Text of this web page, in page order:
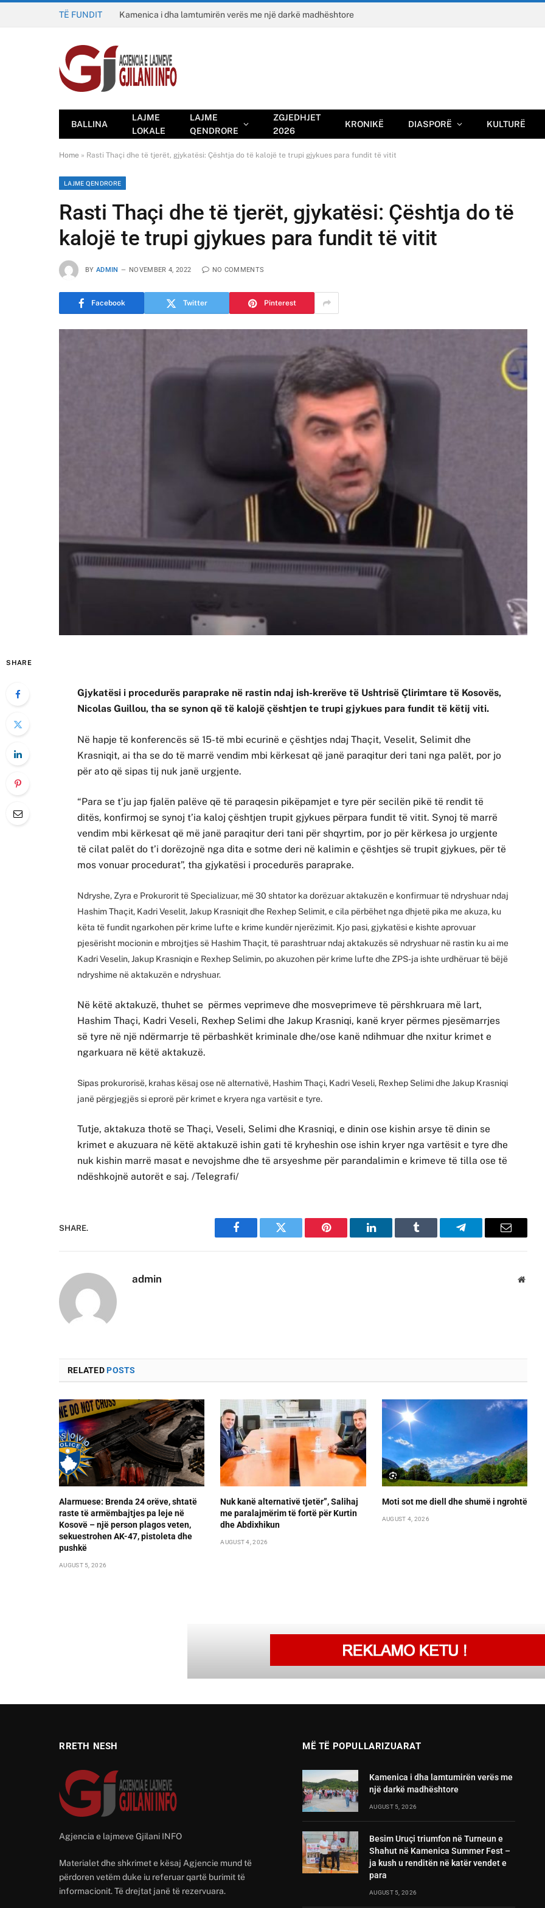
TË FUNDIT Kamenica i dha lamtumirën verës me një darkë madhështore
BALLINA
LAJME
LOKALE
LAJME
QENDRORE
ZGJEDHJET
2026
KRONIKË DIASPORË KULTURË
Home » Rasti Thaçi dhe të tjerët, gjykatësi: Çështja do të kalojë te trupi gjykues para fundit të vitit
LAJME QENDRORE
Rasti Thaçi dhe të tjerët, gjykatësi: Çështja do të
kalojë te trupi gjykues para fundit të vitit
BY ADMIN NOVEMBER 4, 2022 NO COMMENTS
Facebook Twitter Pinterest
SHARE
Gjykatësi i procedurës paraprake në rastin ndaj ish-krerëve të Ushtrisë Çlirimtare të Kosovës,
Nicolas Guillou, tha se synon që të kalojë çështjen te trupi gjykues para fundit të këtij viti.
Në hapje të konferencës së 15-të mbi ecurinë e çështjes ndaj Thaçit, Veselit, Selimit dhe
Krasniqit, ai tha se do të marrë vendim mbi kërkesat që janë paraqitur deri tani nga palët, por jo
për ato që sipas tij nuk janë urgjente.
“Para se t’ju jap fjalën palëve që të paraqesin pikëpamjet e tyre për secilën pikë të rendit të
ditës, konfirmoj se synoj t’ia kaloj çështjen trupit gjykues përpara fundit të vitit. Synoj të marrë
vendim mbi kërkesat që më janë paraqitur deri tani për shqyrtim, por jo për kërkesa jo urgjente
të cilat palët do t’i dorëzojnë nga dita e sotme deri në kalimin e çështjes së trupit gjykues, për të
mos vonuar procedurat”, tha gjykatësi i procedurës paraprake.
Ndryshe, Zyra e Prokurorit të Specializuar, më 30 shtator ka dorëzuar aktakuzën e konfirmuar të ndryshuar ndaj
Hashim Thaçit, Kadri Veselit, Jakup Krasniqit dhe Rexhep Selimit, e cila përbëhet nga dhjetë pika me akuza, ku
këta të fundit ngarkohen për krime lufte e krime kundër njerëzimit. Kjo pasi, gjykatësi e kishte aprovuar
pjesërisht mocionin e mbrojtjes së Hashim Thaçit, të parashtruar ndaj aktakuzës së ndryshuar në rastin ku ai me
Kadri Veselin, Jakup Krasniqin e Rexhep Selimin, po akuzohen për krime lufte dhe ZPS-ja ishte urdhëruar të bëjë
ndryshime në aktakuzën e ndryshuar.
Në këtë aktakuzë, thuhet se përmes veprimeve dhe mosveprimeve të përshkruara më lart,
Hashim Thaçi, Kadri Veseli, Rexhep Selimi dhe Jakup Krasniqi, kanë kryer përmes pjesëmarrjes
së tyre në një ndërmarrje të përbashkët kriminale dhe/ose kanë ndihmuar dhe nxitur krimet e
ngarkuara në këtë aktakuzë.
Sipas prokurorisë, krahas kësaj ose në alternativë, Hashim Thaçi, Kadri Veseli, Rexhep Selimi dhe Jakup Krasniqi
janë përgjegjës si eprorë për krimet e kryera nga vartësit e tyre.
Tutje, aktakuza thotë se Thaçi, Veseli, Selimi dhe Krasniqi, e dinin ose kishin arsye të dinin se
krimet e akuzuara në këtë aktakuzë ishin gati të kryheshin ose ishin kryer nga vartësit e tyre dhe
nuk kishin marrë masat e nevojshme dhe të arsyeshme për parandalimin e krimeve të tilla ose të
ndëshkojnë autorët e saj. /Telegrafi/
SHARE.
Facebook Twitter Pinterest LinkedIn Tumblr Telegram Email
admin
RELATEDPOSTS
Alarmuese: Brenda 24 orëve, shtatë
raste të armëmbajtjes pa leje në
Kosovë – një person plagos veten,
sekuestrohen AK-47, pistoleta dhe
pushkë
AUGUST 5, 2026
Nuk kanë alternativë tjetër”, Salihaj
me paralajmërim të fortë për Kurtin
dhe Abdixhikun
AUGUST 4, 2026
Moti sot me diell dhe shumë i ngrohtë
AUGUST 4, 2026
RRETH NESH
Agjencia e lajmeve Gjilani INFO
Materialet dhe shkrimet e kësaj Agjencie mund të
përdoren vetëm duke iu referuar qartë burimit të
informacionit. Të drejtat janë të rezervuara.
MË TË POPULLARIZUARAT
Kamenica i dha lamtumirën verës me
një darkë madhështore
AUGUST 5, 2026
Besim Uruçi triumfon në Turneun e
Shahut në Kamenica Summer Fest –
ja kush u renditën në katër vendet e
para
AUGUST 5, 2026